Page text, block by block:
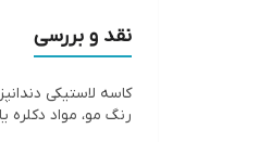
ساخته‌شده از
مناسب برای
قابل استفاده
موجود در
نقد و بررسی
کاسه لاستیکی
رنگ مو، مواد دکلره